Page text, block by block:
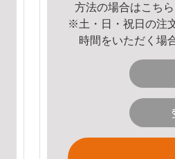
方法の場合はこちら
※土・日・祝日の注
時間をいただく場